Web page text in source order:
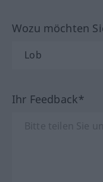
Wozu möchten
Ihr Feedback*